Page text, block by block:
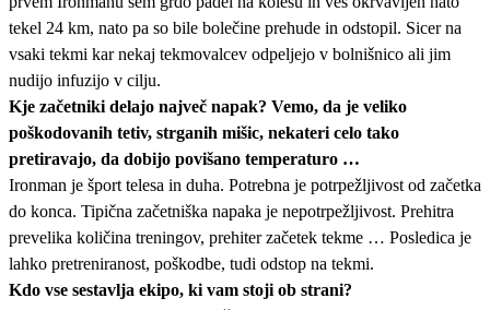
tekel 24 km, nato pa so bile bolečine prehude in odstopil. Sicer na
vsaki tekmi kar nekaj tekmovalcev odpeljejo v bolnišnico ali jim
nudijo infuzijo v cilju.
Kje začetniki delajo največ napak? Vemo, da je veliko
poškodovanih tetiv, strganih mišic, nekateri celo tako
pretiravajo, da dobijo povišano temperaturo …
Ironman je šport telesa in duha. Potrebna je potrpežljivost od začetka
do konca. Tipična začetniška napaka je nepotrpežljivost. Prehitra
prevelika količina treningov, prehiter začetek tekme … Posledica je
lahko pretreniranost, poškodbe, tudi odstop na tekmi.
Kdo vse sestavlja ekipo, ki vam stoji ob strani?